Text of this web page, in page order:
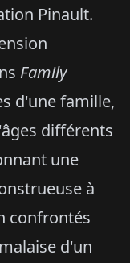
Pinault.
Family
d'une famille,
différents
une
à
confrontés
d'un